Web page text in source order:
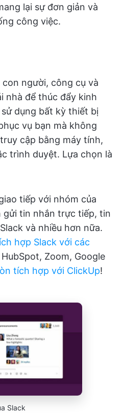
lại sự đơn giản và
công việc.
người, công cụ và
nhà để thúc đẩy kinh
dụng bất kỳ thiết bị
vụ bạn mà không
cập bằng máy tính,
trình duyệt. Lựa chọn là
tiếp với nhóm của
gửi tin nhắn trực tiếp, tin
và nhiều hơn nữa.
hợp Slack với các
Zoom, Google
tích hợp với ClickUp!
Slack